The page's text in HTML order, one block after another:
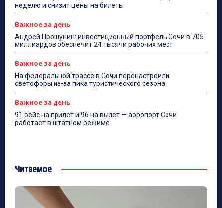
неделю и снизит цены на билеты
Важное за день
Андрей Прошунин: инвестиционный портфель Сочи в 705
миллиардов обеспечит 24 тысячи рабочих мест
Важное за день
На федеральной трассе в Сочи перенастроили
светофоры из-за пика туристического сезона
Важное за день
91 рейс на прилёт и 96 на вылет — аэропорт Сочи
работает в штатном режиме
Читаемое